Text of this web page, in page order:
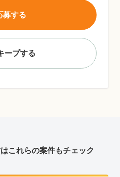
ープする
募する
これらの案件もチェック